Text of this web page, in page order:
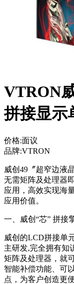
VTRON
拼接显示
价格:面议
品牌:VTRON
威创49〞超窄边液
无需矩阵及处理器
应用，高效实现海
应用价值。
一、威创“芯” 拼接
威创的LCD拼接单
主研发,完全拥有知
矩阵及处理器，就
智能补偿功能、可
点，为客户创造更